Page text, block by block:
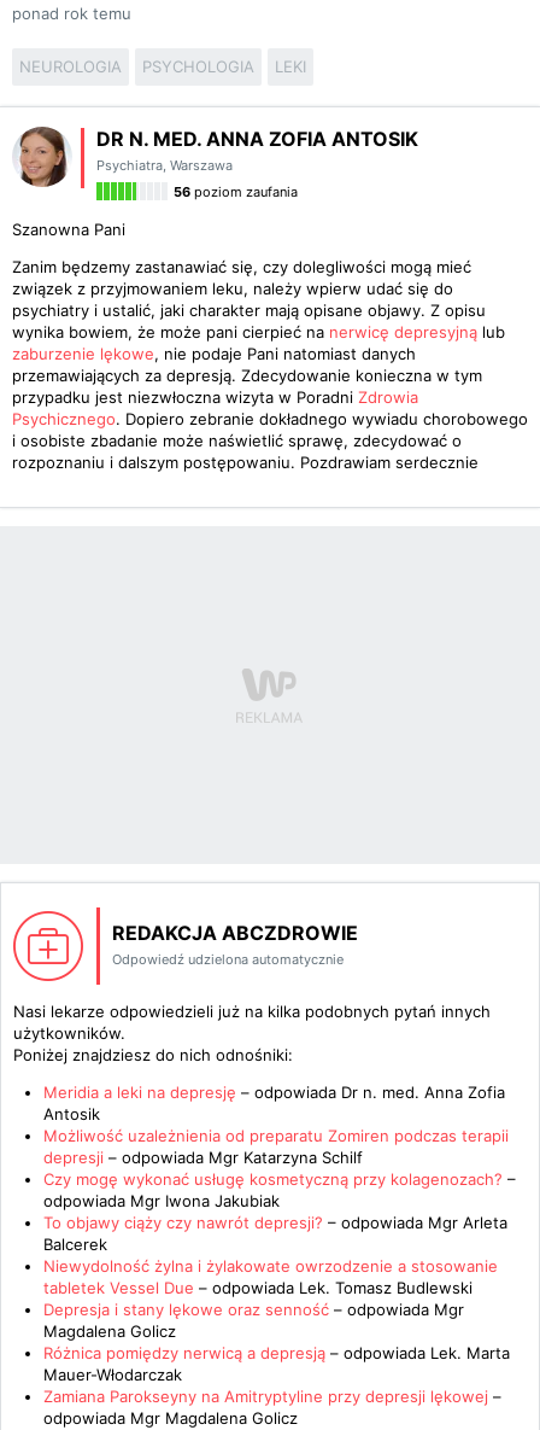
ponad rok temu
NEUROLOGIA PSYCHOLOGIA LEKI
DR N. MED. ANNA ZOFIA ANTOSIK
Psychiatra, Warszawa
56 poziom zaufania
Szanowna Pani
Zanim będzemy zastanawiać się, czy dolegliwości mogą mieć
związek z przyjmowaniem leku, należy wpierw udać się do
psychiatry i ustalić, jaki charakter mają opisane objawy. Z opisu
wynika bowiem, że może pani cierpieć na nerwicę depresyjną lub
zaburzenie lękowe, nie podaje Pani natomiast danych
przemawiających za depresją. Zdecydowanie konieczna w tym
przypadku jest niezwłoczna wizyta w Poradni Zdrowia
Psychicznego. Dopiero zebranie dokładnego wywiadu chorobowego
i osobiste zbadanie może naświetlić sprawę, zdecydować o
rozpoznaniu i dalszym postępowaniu. Pozdrawiam serdecznie
REDAKCJA ABCZDROWIE
Odpowiedź udzielona automatycznie
Nasi lekarze odpowiedzieli już na kilka podobnych pytań innych
użytkowników.
Poniżej znajdziesz do nich odnośniki:
Meridia a leki na depresję – odpowiada Dr n. med. Anna Zofia
Antosik
Możliwość uzależnienia od preparatu Zomiren podczas terapii
depresji – odpowiada Mgr Katarzyna Schilf
Czy mogę wykonać usługę kosmetyczną przy kolagenozach? –
odpowiada Mgr Iwona Jakubiak
To objawy ciąży czy nawrót depresji? – odpowiada Mgr Arleta
Balcerek
Niewydolność żylna i żylakowate owrzodzenie a stosowanie
tabletek Vessel Due – odpowiada Lek. Tomasz Budlewski
Depresja i stany lękowe oraz senność – odpowiada Mgr
Magdalena Golicz
Różnica pomiędzy nerwicą a depresją – odpowiada Lek. Marta
Mauer-Włodarczak
Zamiana Parokseyny na Amitryptyline przy depresji lękowej –
odpowiada Mgr Magdalena Golicz